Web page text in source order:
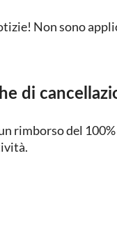
Non sono
di
rimborso del